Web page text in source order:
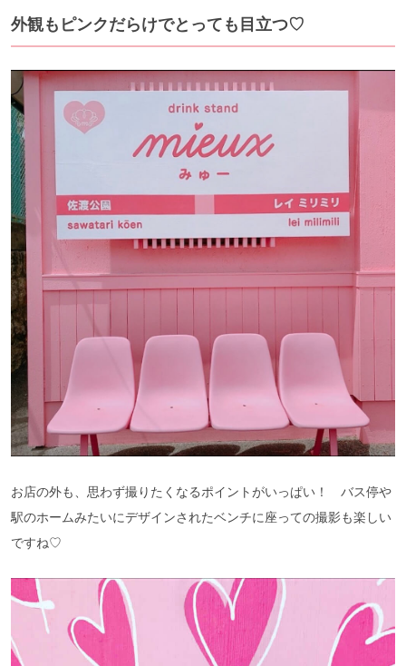
外観もピンクだらけでとっても目立つ♡
お店の外も、思わず撮りたくなるポイントがいっぱい！ バス停や
駅のホームみたいにデザインされたベンチに座っての撮影も楽しい
ですね♡